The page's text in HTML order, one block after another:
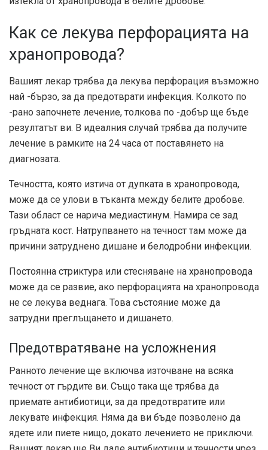
Как се лекува перфорацията на
хранопровода?
Вашият лекар трябва да лекува перфорация възможно
най -бързо, за да предотврати инфекция. Колкото по
-рано започнете лечение, толкова по -добър ще бъде
резултатът ви. В идеалния случай трябва да получите
лечение в рамките на 24 часа от поставянето на
диагнозата.
Течността, която изтича от дупката в хранопровода,
може да се улови в тъканта между белите дробове.
Тази област се нарича медиастинум. Намира се зад
гръдната кост. Натрупването на течност там може да
причини затруднено дишане и белодробни инфекции.
Постоянна стриктура или стесняване на хранопровода
може да се развие, ако перфорацията на хранопровода
не се лекува веднага. Това състояние може да
затрудни преглъщането и дишането.
Предотвратяване на усложнения
Ранното лечение ще включва източване на всяка
течност от гърдите ви. Също така ще трябва да
приемате антибиотици, за да предотвратите или
лекувате инфекция. Няма да ви бъде позволено да
ядете или пиете нищо, докато лечението не приключи.